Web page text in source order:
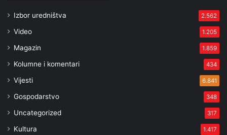
Izbor uredništva 2.562
Video 1.205
Magazin 1.859
Kolumne i komentari 434
Vijesti 6.841
Gospodarstvo 348
Uncategorized 317
Kultura 1.417